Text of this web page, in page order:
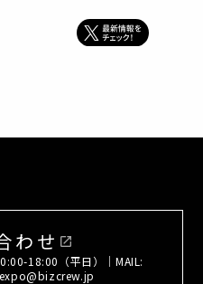
わせ open_in_new
18:00（平日）｜MAIL: